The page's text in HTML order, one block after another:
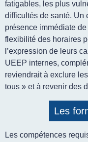
fatigables, les plus
difficultés de santé. Un
présence immédiate
flexibilité des horaires
l’expression de leurs
UEEP internes,
reviendrait à exclure
tous » et à revenir des
Les
Les compétences